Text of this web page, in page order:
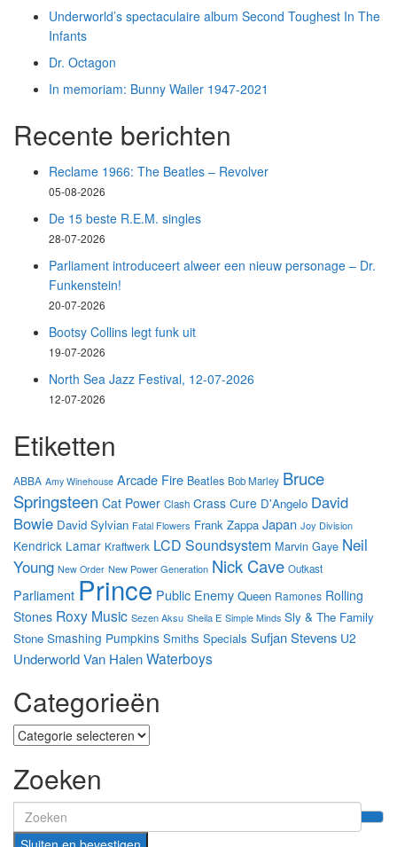
Underworld’s spectaculaire album Second Toughest In The
Infants
Dr. Octagon
In memoriam: Bunny Wailer 1947-2021
Recente berichten
Reclame 1966: The Beatles – Revolver
05-08-2026
De 15 beste R.E.M. singles
28-07-2026
Parliament introduceert alweer een nieuw personage – Dr.
Funkenstein!
20-07-2026
Bootsy Collins legt funk uit
19-07-2026
North Sea Jazz Festival, 12-07-2026
12-07-2026
Etiketten
ABBA Amy Winehouse Arcade Fire Beatles Bob Marley Bruce
Springsteen Cat Power Clash Crass Cure D'Angelo David
Bowie David Sylvian Fatal Flowers Frank Zappa Japan Joy Division
Kendrick Lamar Kraftwerk LCD Soundsystem Marvin Gaye Neil
Young New Order New Power Generation Nick Cave Outkast
Parliament Prince Public Enemy Queen Ramones Rolling
Stones Roxy Music Sezen Aksu Sheila E Simple Minds Sly & The Family
Stone Smashing Pumpkins Smiths Specials Sufjan Stevens U2
UnderworldVan HalenWaterboys
Categorieën
Categorieën
Zoeken
Search
for: